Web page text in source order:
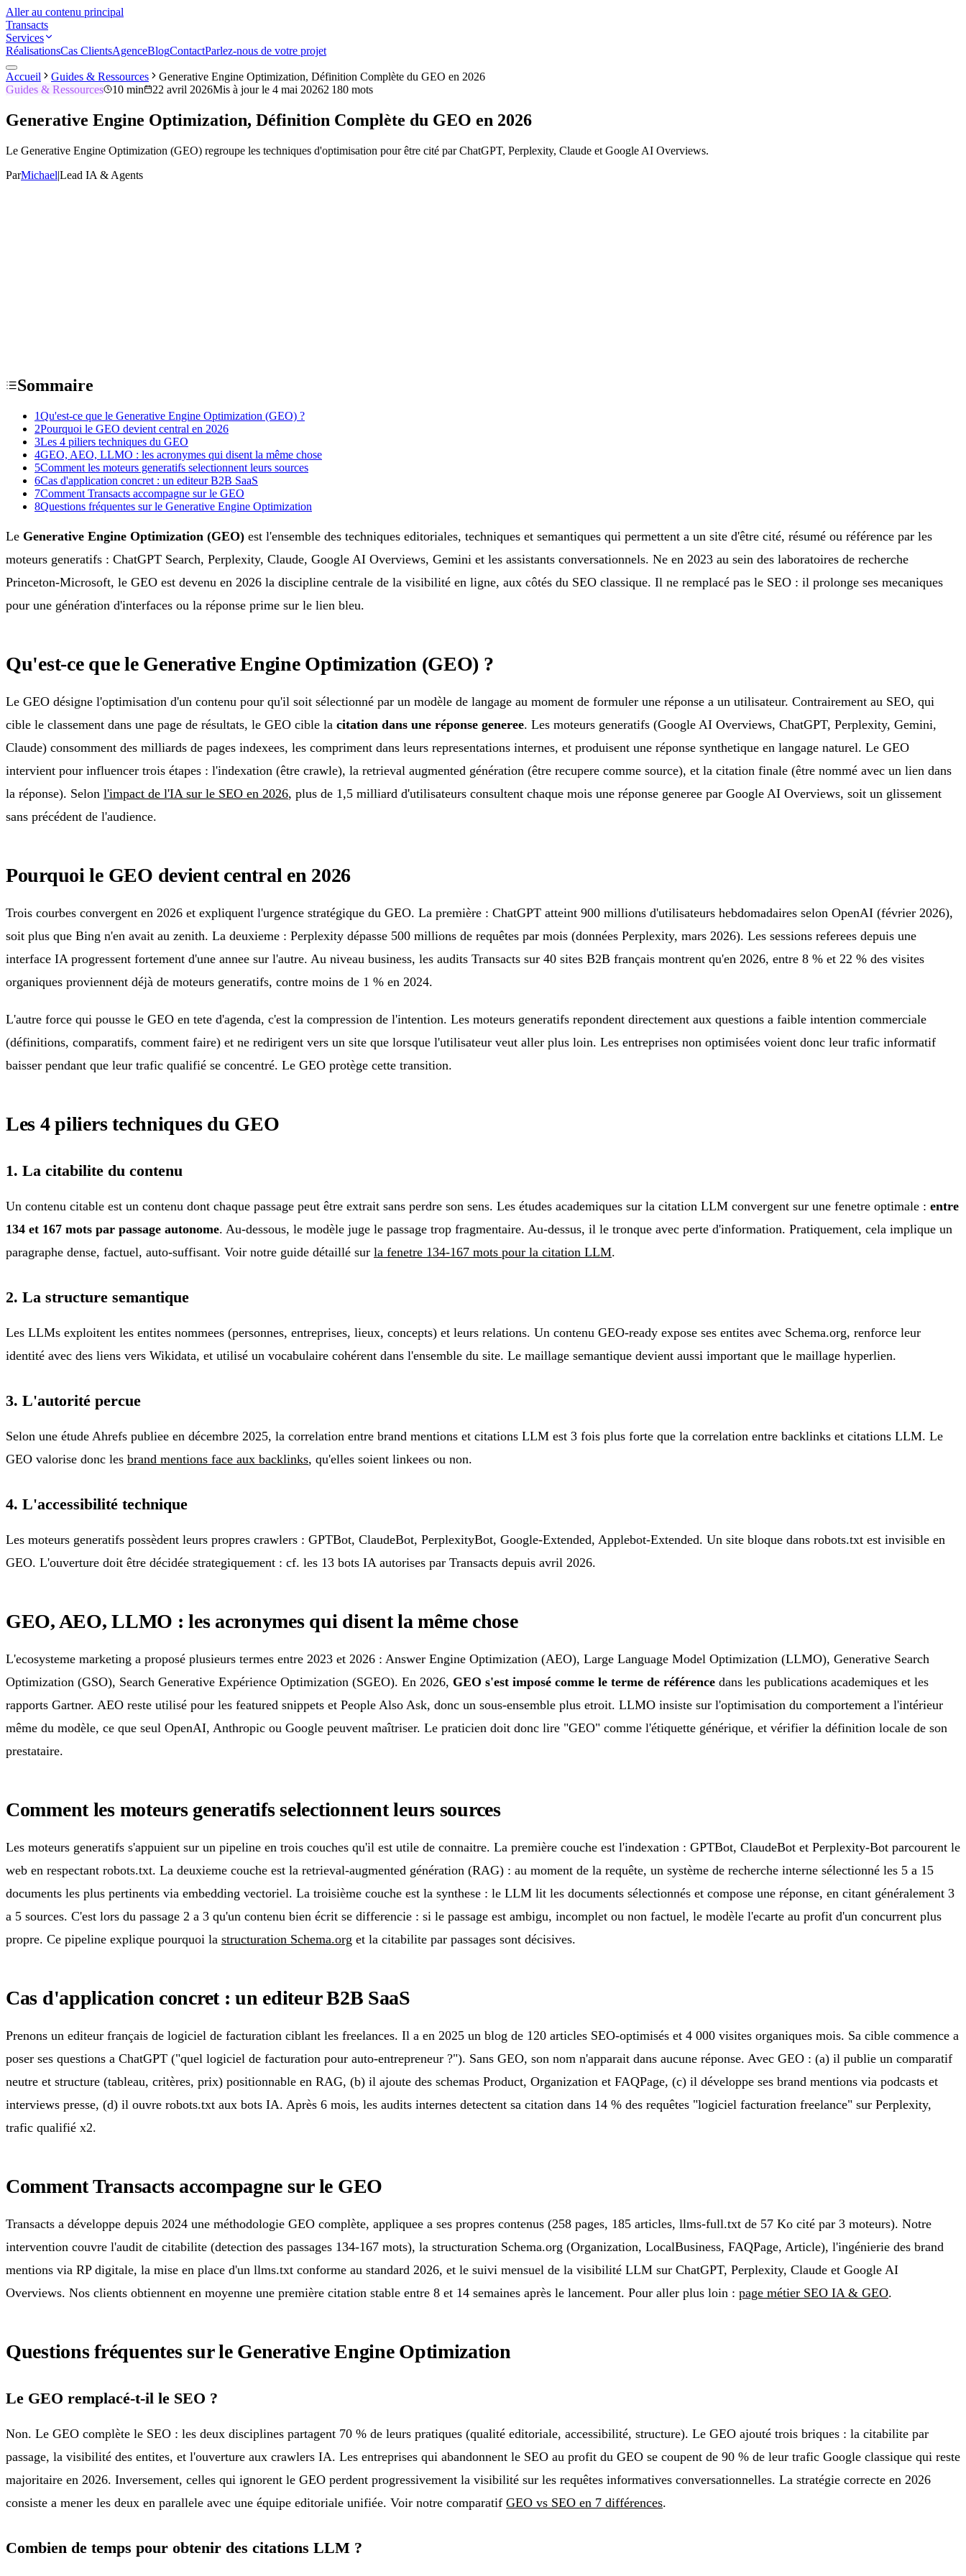
Aller au contenu principal
Transacts
Services
RéalisationsCas ClientsAgenceBlogContactParlez-nous de votre projet
Accueil Guides & Ressources
Generative Engine Optimization, Définition Complète du GEO en 2026
Guides & Ressources
10 min 22 avril 2026Mis à jour le 4 mai 20262 180 mots
Generative Engine Optimization, Définition Complète du GEO en 2026
Le Generative Engine Optimization (GEO) regroupe les techniques d'optimisation pour être cité par ChatGPT, Perplexity, Claude et Google AI Overviews.
ParMichael|Lead IA & Agents
Sommaire
1Qu'est-ce que le Generative Engine Optimization (GEO) ?
2Pourquoi le GEO devient central en 2026
3Les 4 piliers techniques du GEO
4GEO, AEO, LLMO : les acronymes qui disent la même chose
5Comment les moteurs generatifs selectionnent leurs sources
6Cas d'application concret : un editeur B2B SaaS
7Comment Transacts accompagne sur le GEO
8Questions fréquentes sur le Generative Engine Optimization
Le Generative Engine Optimization (GEO) est l'ensemble des techniques editoriales, techniques et semantiques qui permettent a un site d'être cité, résumé ou référence par les
moteurs generatifs : ChatGPT Search, Perplexity, Claude, Google AI Overviews, Gemini et les assistants conversationnels. Ne en 2023 au sein des laboratoires de recherche
Princeton-Microsoft, le GEO est devenu en 2026 la discipline centrale de la visibilité en ligne, aux côtés du SEO classique. Il ne remplacé pas le SEO : il prolonge ses mecaniques
pour une génération d'interfaces ou la réponse prime sur le lien bleu.
Qu'est-ce que le Generative Engine Optimization (GEO) ?
Le GEO désigne l'optimisation d'un contenu pour qu'il soit sélectionné par un modèle de langage au moment de formuler une réponse a un utilisateur. Contrairement au SEO, qui
cible le classement dans une page de résultats, le GEO cible la citation dans une réponse generee. Les moteurs generatifs (Google AI Overviews, ChatGPT, Perplexity, Gemini,
Claude) consomment des milliards de pages indexees, les compriment dans leurs representations internes, et produisent une réponse synthetique en langage naturel. Le GEO
intervient pour influencer trois étapes : l'indexation (être crawle), la retrieval augmented génération (être recupere comme source), et la citation finale (être nommé avec un lien dans
la réponse). Selon l'impact de l'IA sur le SEO en 2026, plus de 1,5 milliard d'utilisateurs consultent chaque mois une réponse generee par Google AI Overviews, soit un glissement
sans précédent de l'audience.
Pourquoi le GEO devient central en 2026
Trois courbes convergent en 2026 et expliquent l'urgence stratégique du GEO. La première : ChatGPT atteint 900 millions d'utilisateurs hebdomadaires selon OpenAI (février 2026),
soit plus que Bing n'en avait au zenith. La deuxieme : Perplexity dépasse 500 millions de requêtes par mois (données Perplexity, mars 2026). Les sessions referees depuis une
interface IA progressent fortement d'une annee sur l'autre. Au niveau business, les audits Transacts sur 40 sites B2B français montrent qu'en 2026, entre 8 % et 22 % des visites
organiques proviennent déjà de moteurs generatifs, contre moins de 1 % en 2024.
L'autre force qui pousse le GEO en tete d'agenda, c'est la compression de l'intention. Les moteurs generatifs repondent directement aux questions a faible intention commerciale
(définitions, comparatifs, comment faire) et ne redirigent vers un site que lorsque l'utilisateur veut aller plus loin. Les entreprises non optimisées voient donc leur trafic informatif
baisser pendant que leur trafic qualifié se concentré. Le GEO protège cette transition.
Les 4 piliers techniques du GEO
1. La citabilite du contenu
Un contenu citable est un contenu dont chaque passage peut être extrait sans perdre son sens. Les études academiques sur la citation LLM convergent sur une fenetre optimale : entre
134 et 167 mots par passage autonome. Au-dessous, le modèle juge le passage trop fragmentaire. Au-dessus, il le tronque avec perte d'information. Pratiquement, cela implique un
paragraphe dense, factuel, auto-suffisant. Voir notre guide détaillé sur la fenetre 134-167 mots pour la citation LLM.
2. La structure semantique
Les LLMs exploitent les entites nommees (personnes, entreprises, lieux, concepts) et leurs relations. Un contenu GEO-ready expose ses entites avec Schema.org, renforce leur
identité avec des liens vers Wikidata, et utilisé un vocabulaire cohérent dans l'ensemble du site. Le maillage semantique devient aussi important que le maillage hyperlien.
3. L'autorité percue
Selon une étude Ahrefs publiee en décembre 2025, la correlation entre brand mentions et citations LLM est 3 fois plus forte que la correlation entre backlinks et citations LLM. Le
GEO valorise donc les brand mentions face aux backlinks, qu'elles soient linkees ou non.
4. L'accessibilité technique
Les moteurs generatifs possèdent leurs propres crawlers : GPTBot, ClaudeBot, PerplexityBot, Google-Extended, Applebot-Extended. Un site bloque dans robots.txt est invisible en
GEO. L'ouverture doit être décidée strategiquement : cf. les 13 bots IA autorises par Transacts depuis avril 2026.
GEO, AEO, LLMO : les acronymes qui disent la même chose
L'ecosysteme marketing a proposé plusieurs termes entre 2023 et 2026 : Answer Engine Optimization (AEO), Large Language Model Optimization (LLMO), Generative Search
Optimization (GSO), Search Generative Expérience Optimization (SGEO). En 2026, GEO s'est imposé comme le terme de référence dans les publications academiques et les
rapports Gartner. AEO reste utilisé pour les featured snippets et People Also Ask, donc un sous-ensemble plus etroit. LLMO insiste sur l'optimisation du comportement a l'intérieur
même du modèle, ce que seul OpenAI, Anthropic ou Google peuvent maîtriser. Le praticien doit donc lire "GEO" comme l'étiquette générique, et vérifier la définition locale de son
prestataire.
Comment les moteurs generatifs selectionnent leurs sources
Les moteurs generatifs s'appuient sur un pipeline en trois couches qu'il est utile de connaitre. La première couche est l'indexation : GPTBot, ClaudeBot et Perplexity-Bot parcourent le
web en respectant robots.txt. La deuxieme couche est la retrieval-augmented génération (RAG) : au moment de la requête, un système de recherche interne sélectionné les 5 a 15
documents les plus pertinents via embedding vectoriel. La troisième couche est la synthese : le LLM lit les documents sélectionnés et compose une réponse, en citant généralement 3
a 5 sources. C'est lors du passage 2 a 3 qu'un contenu bien écrit se differencie : si le passage est ambigu, incomplet ou non factuel, le modèle l'ecarte au profit d'un concurrent plus
propre. Ce pipeline explique pourquoi la structuration Schema.org et la citabilite par passages sont décisives.
Cas d'application concret : un editeur B2B SaaS
Prenons un editeur français de logiciel de facturation ciblant les freelances. Il a en 2025 un blog de 120 articles SEO-optimisés et 4 000 visites organiques mois. Sa cible commence a
poser ses questions a ChatGPT ("quel logiciel de facturation pour auto-entrepreneur ?"). Sans GEO, son nom n'apparait dans aucune réponse. Avec GEO : (a) il publie un comparatif
neutre et structure (tableau, critères, prix) positionnable en RAG, (b) il ajoute des schemas Product, Organization et FAQPage, (c) il développe ses brand mentions via podcasts et
interviews presse, (d) il ouvre robots.txt aux bots IA. Après 6 mois, les audits internes detectent sa citation dans 14 % des requêtes "logiciel facturation freelance" sur Perplexity,
trafic qualifié x2.
Comment Transacts accompagne sur le GEO
Transacts a développe depuis 2024 une méthodologie GEO complète, appliquee a ses propres contenus (258 pages, 185 articles, llms-full.txt de 57 Ko cité par 3 moteurs). Notre
intervention couvre l'audit de citabilite (detection des passages 134-167 mots), la structuration Schema.org (Organization, LocalBusiness, FAQPage, Article), l'ingénierie des brand
mentions via RP digitale, la mise en place d'un llms.txt conforme au standard 2026, et le suivi mensuel de la visibilité LLM sur ChatGPT, Perplexity, Claude et Google AI
Overviews. Nos clients obtiennent en moyenne une première citation stable entre 8 et 14 semaines après le lancement. Pour aller plus loin : page métier SEO IA & GEO.
Questions fréquentes sur le Generative Engine Optimization
Le GEO remplacé-t-il le SEO ?
Non. Le GEO complète le SEO : les deux disciplines partagent 70 % de leurs pratiques (qualité editoriale, accessibilité, structure). Le GEO ajouté trois briques : la citabilite par
passage, la visibilité des entites, et l'ouverture aux crawlers IA. Les entreprises qui abandonnent le SEO au profit du GEO se coupent de 90 % de leur trafic Google classique qui reste
majoritaire en 2026. Inversement, celles qui ignorent le GEO perdent progressivement la visibilité sur les requêtes informatives conversationnelles. La stratégie correcte en 2026
consiste a mener les deux en parallele avec une équipe editoriale unifiée. Voir notre comparatif GEO vs SEO en 7 différences.
Combien de temps pour obtenir des citations LLM ?